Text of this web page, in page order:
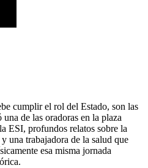
cumplir el rol del Estado, son las
de las oradoras en la plaza
ESI, profundos relatos sobre la
una trabajadora de la salud que
esa misma jornada